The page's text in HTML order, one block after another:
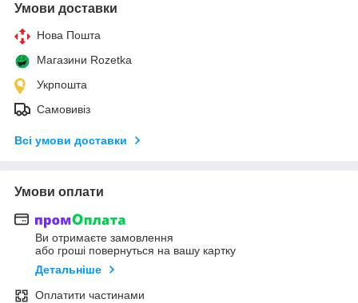
Умови доставки
Нова Пошта
Магазини Rozetka
Укрпошта
Самовивіз
Всі умови доставки
Умови оплати
Ви отримаєте замовлення
або гроші повернуться на вашу картку
Детальніше
Оплатити частинами